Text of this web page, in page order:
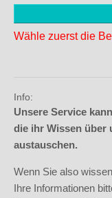
Wähle zuerst die
Info:
Unsere Service
die ihr Wissen über
austauschen.
Wenn Sie also
Ihre Informationen